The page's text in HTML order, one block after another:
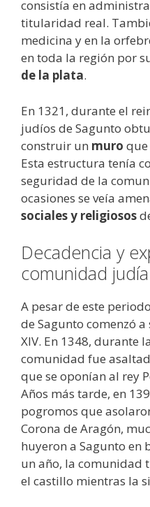
consistía en
titularidad real.
medicina y en la
en toda la región por
de la plata.
En 1321, durante el
judíos de Sagunto
construir un muro
Esta estructura tenía
seguridad de la
ocasiones se veía
sociales y religiosos
Decadencia y
comunidad judía
A pesar de este
de Sagunto comenzó
XIV. En 1348, durante la
comunidad fue
que se oponían al rey
Años más tarde, en
pogromos que
Corona de Aragón,
huyeron a Sagunto en
un año, la comunidad
el castillo mientras la